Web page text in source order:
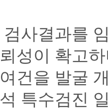
검사결과를
뢰성이 확고
여건을 발굴
석 특수검진